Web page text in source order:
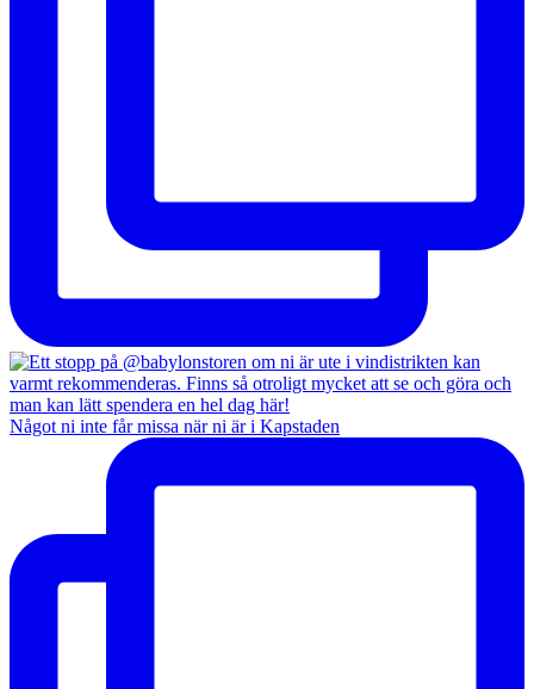
Något ni inte får missa när ni är i Kapstaden